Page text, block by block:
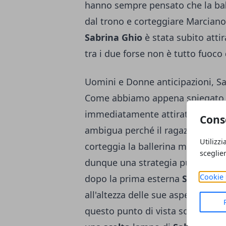
Cookie
hanno sempre pensato che la
dal trono e corteggiare
Sabrina Ghio è stata subito
tra i due forse non è tutto fuoco
Uomini e Donne anticipazioni,
Come abbiamo appena
immediatamente attirata da
ambigua perché il ragazzo, noto
corteggia la ballerina ma pare
dunque una strategia
dopo la prima esterna Sabrina
all'altezza delle sue aspettative.
questo punto di vista sono